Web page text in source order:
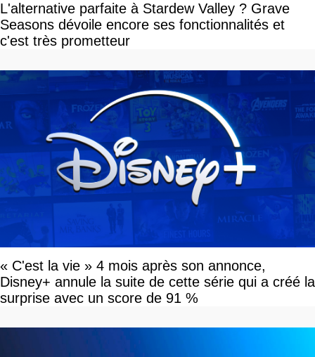
L'alternative parfaite à Stardew Valley ? Grave
Seasons dévoile encore ses fonctionnalités et
c'est très prometteur
« C'est la vie » 4 mois après son annonce,
Disney+ annule la suite de cette série qui a créé la
surprise avec un score de 91 %